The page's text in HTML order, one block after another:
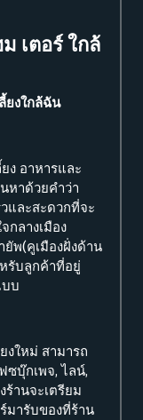
เตอร์ ใกล้
ยงใกล้ฉัน
ง อาหารและ
หาด้วยคำว่า
และสะดวกที่จะ
กลางเมือง
ยัพ(คูเมืองฝั่งด้าน
รับลูกค้าที่อยู่
บบ
งใหม่ สามารถ
ซบุ๊กเพจ, ไลน์,
ร้านจะเตรียม
มารับของที่ร้าน